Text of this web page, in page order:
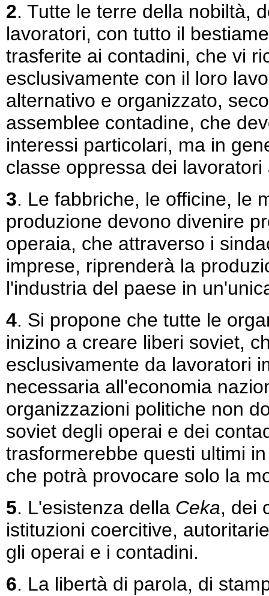
2. Tutte le terre della nobiltà,
lavoratori, con tutto il
trasferite ai contadini, che vi
esclusivamente con il loro
alternativo e organizzato,
assemblee contadine, che
interessi particolari, ma in
classe oppressa dei lavoratori
3. Le fabbriche, le officine, le
produzione devono divenire
operaia, che attraverso i
imprese, riprenderà la
l'industria del paese in
4. Si propone che tutte le
inizino a creare liberi soviet,
esclusivamente da lavoratori
necessaria all'economia
organizzazioni politiche non
soviet degli operai e dei
trasformerebbe questi ultimi
che potrà provocare solo la
5. L'esistenza della Ceka, dei
istituzioni coercitive,
gli operai e i contadini.
6. La libertà di parola, di